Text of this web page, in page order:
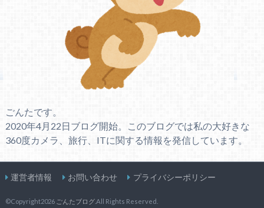
ごんたです。
2020年4月22日ブログ開始。このブログでは私の大好きな
360度カメラ、旅行、ITに関する情報を発信しています。
運営者情報 お問い合わせ プライバシーポリシー
©Copyright2026 ごんたブログ.All Rights Reserved.